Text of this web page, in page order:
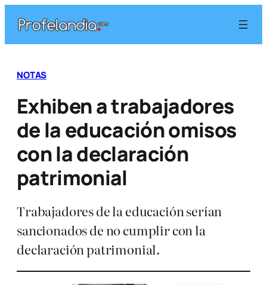
contenido
NOTAS
Exhiben a trabajadores
de la educación omisos
con la declaración
patrimonial
Trabajadores de la educación serían
sancionados de no cumplir con la
declaración patrimonial.